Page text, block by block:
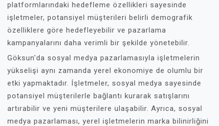
platformlarındaki hedefleme özellikleri sayesinde
işletmeler, potansiyel müşterileri belirli demografik
özelliklere göre hedefleyebilir ve pazarlama
kampanyalarını daha verimli bir şekilde yönetebilir.
Göksun'da sosyal medya pazarlamasıyla işletmelerin
yükselişi aynı zamanda yerel ekonomiye de olumlu bir
etki yapmaktadır. İşletmeler, sosyal medya sayesinde
potansiyel müşterilerle bağlantı kurarak satışlarını
artırabilir ve yeni müşterilere ulaşabilir. Ayrıca, sosyal
medya pazarlaması, yerel işletmelerin marka bilinirliğini